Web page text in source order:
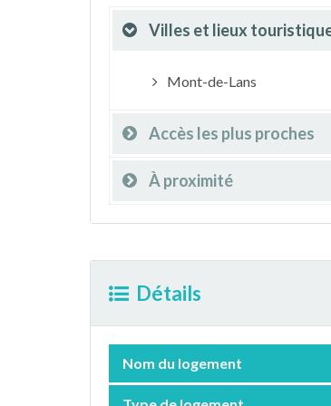
Villes et lieux
Mont-de-Lans
Accès les plus proches
À proximité
Détails
Nom du logement